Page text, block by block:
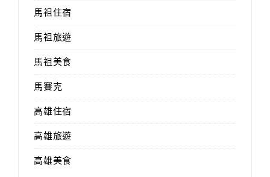
馬祖住宿
馬祖旅遊
馬祖美食
馬賽克
高雄住宿
高雄旅遊
高雄美食